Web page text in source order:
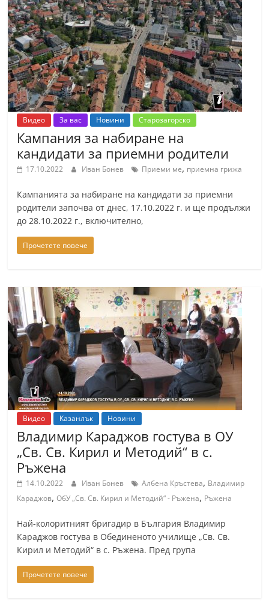
i
n
f
o
,
k
a
z
a
n
l
a
k
-
b
i
n
f
o
,
g
a
l
l
e
r
y
-
a
z
a
n
Видео За вас Новини Старозагорско
Кампания за набиране на
кандидати за приемни родители
17.10.2022 Иван Бонев Приеми ме, приемна грижа
Кампанията за набиране на кандидати за приемни
родители започва от днес, 17.10.2022 г. и ще продължи
до 28.10.2022 г., включително,
Прочетете повече
Видео Казанлък Новини
Владимир Караджов гостува в ОУ
„Св. Св. Кирил и Методий“ в с.
Ръжена
14.10.2022 Иван Бонев Албена Кръстева, Владимир
Караджов,ОбУ „Св. Св. Кирил и Методий“ - Ръжена, Ръжена
Най-колоритният бригадир в България Владимир
Караджов гостува в Обединеното училище „Св. Св.
Кирил и Методий“ в с. Ръжена. Пред група
Прочетете повече